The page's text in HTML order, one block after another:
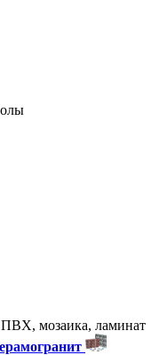
ПВХ, мозаика, ламинат